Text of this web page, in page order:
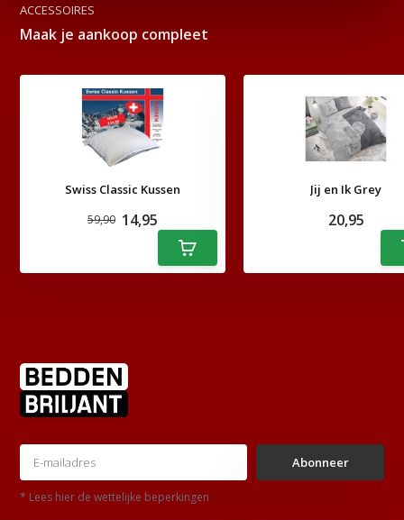
ACCESSOIRES
Maak je aankoop compleet
Swiss Classic Kussen
59,90 14,95
Jij en Ik Grey
20,95
Abonneer
* Lees hier de wettelijke beperkingen